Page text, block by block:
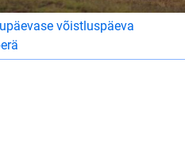
võistluspäeva